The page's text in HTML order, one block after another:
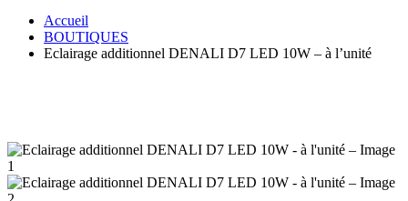
Accueil
BOUTIQUES
Eclairage additionnel DENALI D7 LED 10W – à l’unité